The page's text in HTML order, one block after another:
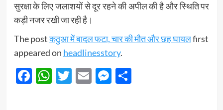
सुरक्षा के लिए जलाशयों से दूर रहने की अपील की है और स्थिति पर
कड़ी नजर रखी जा रही है।
The postकठुआ में बादल फटा, चार की मौत और छह घायलfirst
appeared on headlinesstory.
Facebook
WhatsApp
Twitter
EmailMessenger
Share